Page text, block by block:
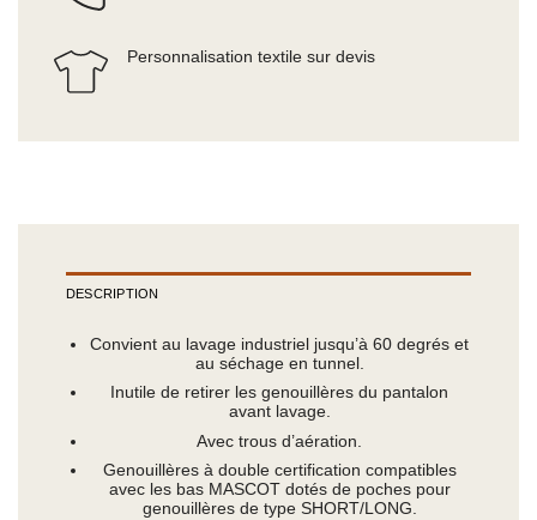
Personnalisation textile sur devis
DESCRIPTION
Convient au lavage industriel jusqu’à 60 degrés et
au séchage en tunnel.
Inutile de retirer les genouillères du pantalon
avant lavage.
Avec trous d’aération.
Genouillères à double certification compatibles
avec les bas MASCOT dotés de poches pour
genouillères de type SHORT/LONG.